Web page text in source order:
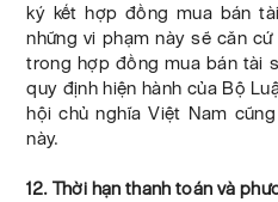
ký kết hợp đồng mua bán
những vi phạm này sẽ căn
trong hợp đồng mua bán tài
quy định hiện hành của Bộ
hội chủ nghĩa Việt Nam
này.
12. Thời hạn thanh toán và